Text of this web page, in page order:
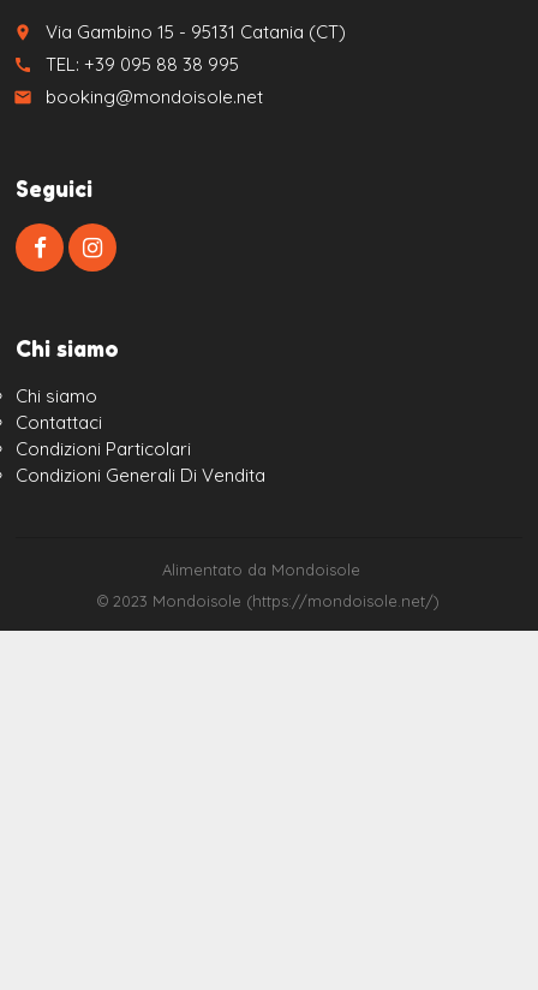
place Via Gambino 15 - 95131 Catania (CT)
call TEL: +39 095 88 38 995
email booking@mondoisole.net
Seguici
Chi siamo
Chi siamo
Contattaci
Condizioni Particolari
Condizioni Generali Di Vendita
© 2023 Mondoisole (https://mondoisole.net/)
Alimentato da Mondoisole